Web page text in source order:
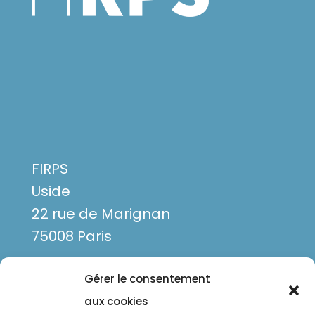
Gérer le consentement
aux cookies
FIRPS
Uside
22 rue de Marignan
75008 Paris